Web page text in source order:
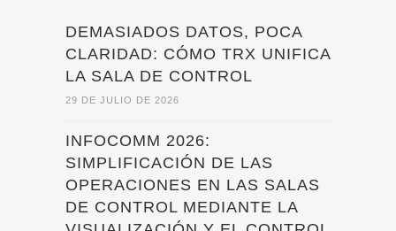
DEMASIADOS DATOS, POCA
CLARIDAD: CÓMO TRX UNIFICA
LA SALA DE CONTROL
29 DE JULIO DE 2026
INFOCOMM 2026:
SIMPLIFICACIÓN DE LAS
OPERACIONES EN LAS SALAS
DE CONTROL MEDIANTE LA